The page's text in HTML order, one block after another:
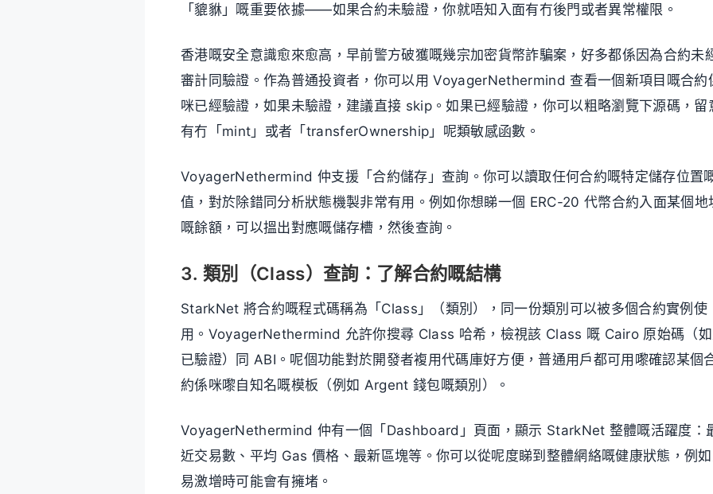
「貔貅」嘅重要依據——如果合約未驗證，你就唔知入面有冇後門或者異常權限。
香港嘅安全意識愈來愈高，早前警方破獲嘅幾宗加密貨幣詐騙案，好多都係因為合約未
審計同驗證。作為普通投資者，你可以用 VoyagerNethermind 查看一個新項目嘅合約
咪已經驗證，如果未驗證，建議直接 skip。如果已經驗證，你可以粗略瀏覽下源碼，留
有冇「mint」或者「transferOwnership」呢類敏感函數。
VoyagerNethermind 仲支援「合約儲存」查詢。你可以讀取任何合約嘅特定儲存位置
值，對於除錯同分析狀態機製非常有用。例如你想睇一個 ERC-20 代幣合約入面某個地
嘅餘額，可以搵出對應嘅儲存槽，然後查詢。
3. 類別（Class）查詢：了解合約嘅結構
StarkNet 將合約嘅程式碼稱為「Class」（類別），同一份類別可以被多個合約實例使
用。VoyagerNethermind 允許你搜尋 Class 哈希，檢視該 Class 嘅 Cairo 原始碼（
已驗證）同 ABI。呢個功能對於開發者複用代碼庫好方便，普通用戶都可用嚟確認某個
約係咪嚟自知名嘅模板（例如 Argent 錢包嘅類別）。
VoyagerNethermind 仲有一個「Dashboard」頁面，顯示 StarkNet 整體嘅活躍度：
近交易數、平均 Gas 價格、最新區塊等。你可以從呢度睇到整體網絡嘅健康狀態，例
易激增時可能會有擁堵。